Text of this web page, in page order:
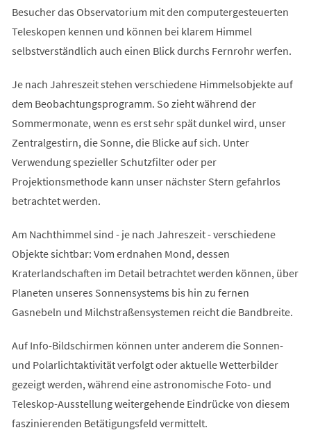
Besucher das Observatorium mit den computergesteuerten
Teleskopen kennen und können bei klarem Himmel
selbstverständlich auch einen Blick durchs Fernrohr werfen.
Je nach Jahreszeit stehen verschiedene Himmelsobjekte auf
dem Beobachtungsprogramm. So zieht während der
Sommermonate, wenn es erst sehr spät dunkel wird, unser
Zentralgestirn, die Sonne, die Blicke auf sich. Unter
Verwendung spezieller Schutzfilter oder per
Projektionsmethode kann unser nächster Stern gefahrlos
betrachtet werden.
Am Nachthimmel sind - je nach Jahreszeit - verschiedene
Objekte sichtbar: Vom erdnahen Mond, dessen
Kraterlandschaften im Detail betrachtet werden können, über
Planeten unseres Sonnensystems bis hin zu fernen
Gasnebeln und Milchstraßensystemen reicht die Bandbreite.
Auf Info-Bildschirmen können unter anderem die Sonnen-
und Polarlichtaktivität verfolgt oder aktuelle Wetterbilder
gezeigt werden, während eine astronomische Foto- und
Teleskop-Ausstellung weitergehende Eindrücke von diesem
faszinierenden Betätigungsfeld vermittelt.